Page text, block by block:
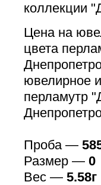
коллекции
Цена на
цвета
ювелирное
перламутр
Проба —
Размер — 0
Вес — 5.58г